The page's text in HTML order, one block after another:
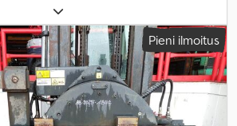
1 200 mm
mm, kuormapiste:500 mm,
Pieni ilmoitus